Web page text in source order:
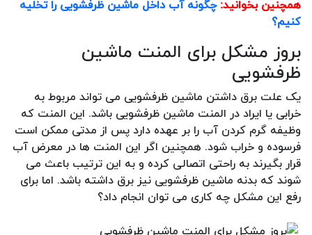
همچنین بخوانید: چگونه آب داخل ماشین ظرفشویی را تخلیه
کنیم؟
بروز مشکل برای المنت ماشین
ظرفشویی
یک علت برق داشتن ماشین ظرفشویی می تواند مربوط به
خرابی یا ایراد در المنت ماشین ظرفشویی باشد. این المنت که
وظیفه گرم کردن آب را بر عهده دارد پس از مدتی ممکن است
فرسوده و خراب شود. همچنین اگر این المنت ها در معرض آب
قرار بگیرند به راحتی اتصالی کرده و به این ترتیب باعث می
شوند که بدنه ماشین ظرفشویی نیز برق داشته باشد. اما برای
رفع این مشکل چه کاری می توان انجام داد؟